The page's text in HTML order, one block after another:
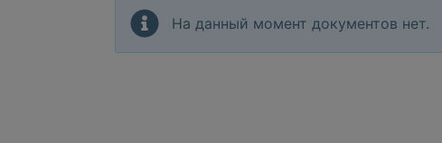
На данный момент документов нет.